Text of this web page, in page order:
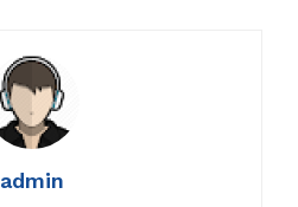
admin